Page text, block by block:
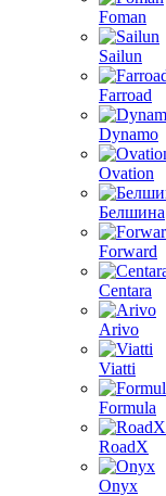
Foman
Sailun
Farroad
Dynamo
Ovation
Белшина
Forward
Centara
Arivo
Viatti
Formula
RoadX
Onyx